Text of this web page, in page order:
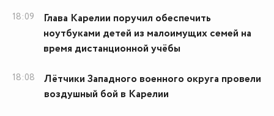
18:09
Глава Карелии поручил обеспечить
ноутбуками детей из малоимущих семей на
время дистанционной учёбы
18:08
Лётчики Западного военного округа провели
воздушный бой в Карелии